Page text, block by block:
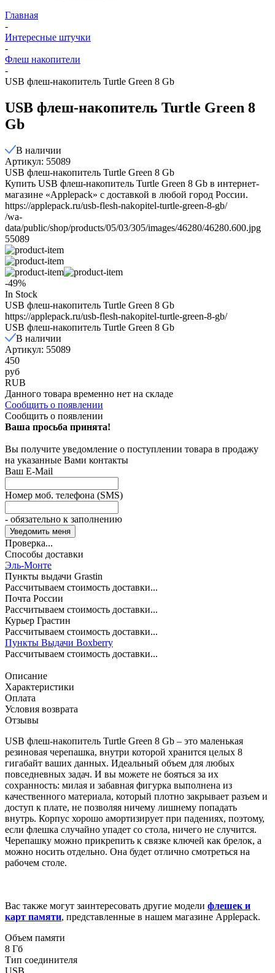
Главная
-
Интересные штучки
-
Флеш накопители
-
USB флеш-накопитель Turtle Green 8 Gb
USB флеш-накопитель Turtle Green 8
Gb
В наличии
Артикул: 55089
USB флеш-накопитель Turtle Green 8 Gb
Купить USB флеш-накопитель Turtle Green 8 Gb в интернет-
магазине «Applepack» с доставкой в любой город России.
https://applepack.ru/usb-flesh-nakopitel-turtle-green-8-gb/
/wa-
data/public/shop/products/05/03/305/images/46280/46280.600.jpg
55089
-49%
In Stock
USB флеш-накопитель Turtle Green 8 Gb
https://applepack.ru/usb-flesh-nakopitel-turtle-green-8-gb/
USB флеш-накопитель Turtle Green 8 Gb
В наличии
Артикул: 55089
450
руб
RUB
Данного товара временно нет на складе
Сообщить о появлении
Сообщить о появлении
Ваша просьба принята!
Вы получите уведомление о поступлении товара в продажу
на указанные Вами контакты
Ваш E-Mail
Номер моб. телефона (SMS)
- обязательно к заполнению
Проверка...
Способы доставки
Эль-Монте
Пункты выдачи Grastin
Рассчитываем стоимость доставки...
Почта России
Рассчитываем стоимость доставки...
Курьер Грастин
Рассчитываем стоимость доставки...
Пункты Выдачи Boxberry
Рассчитываем стоимость доставки...
Описание
Характеристики
Оплата
Условия возврата
Отзывы
USB флеш-накопитель Turtle Green 8 Gb – это маленькая
резиновая черепашка, внутри которой хранится целых 8
гигабайт ваших данных. Идеальный объем для любых
повседневных задач. И вы можете не бояться за их
сохранность: милая и забавная фигурка выполнена из
качественного материала, который плотно закрывает разъем и
доступ к плате, не позволяя ничему лишнему попадать
внутрь. Корпус хорошо амортизирует при падениях, поэтому,
если флешка случайно упадет со стола, ничего не случится.
Черепашку можно прикрепить к связке ключей как брелок, а
можно носить отдельно. Она будет отлично смотреться на
рабочем столе.
Вас также могут заинтересовать другие модели флешек и
карт памяти, представленные в нашем магазине Applepack.
Объем памяти
8 Гб
Тип соединителя
USB